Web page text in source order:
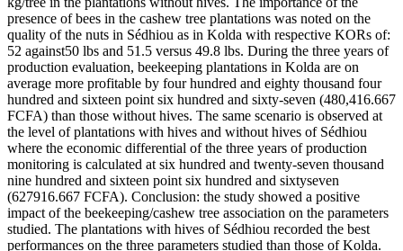
presence of bees in the cashew tree plantations was noted on the
quality of the nuts in Sédhiou as in Kolda with respective KORs of:
52 against50 lbs and 51.5 versus 49.8 lbs. During the three years of
production evaluation, beekeeping plantations in Kolda are on
average more profitable by four hundred and eighty thousand four
hundred and sixteen point six hundred and sixty-seven (480,416.667
FCFA) than those without hives. The same scenario is observed at
the level of plantations with hives and without hives of Sédhiou
where the economic differential of the three years of production
monitoring is calculated at six hundred and twenty-seven thousand
nine hundred and sixteen point six hundred and sixtyseven
(627916.667 FCFA). Conclusion: the study showed a positive
impact of the beekeeping/cashew tree association on the parameters
studied. The plantations with hives of Sédhiou recorded the best
performances on the three parameters studied than those of Kolda.